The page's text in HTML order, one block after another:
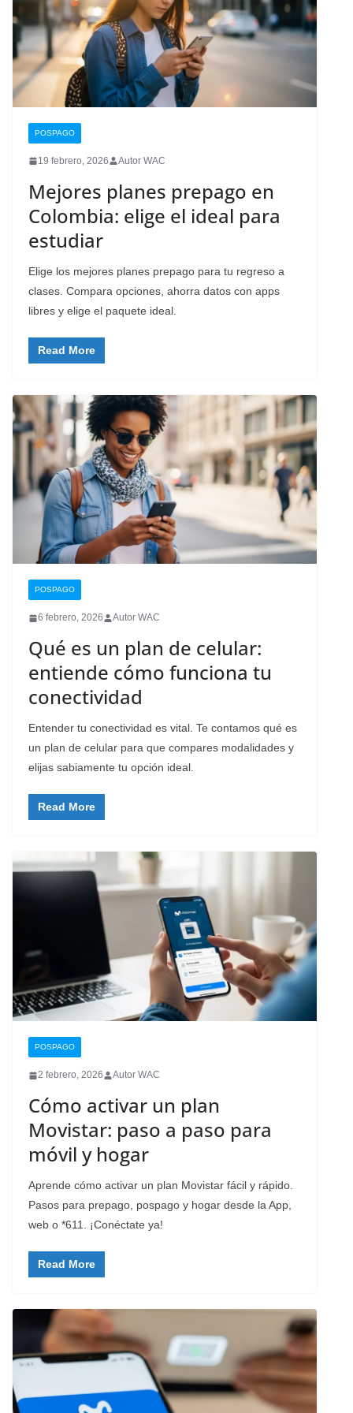
POSPAGO
19 febrero, 2026 Autor WAC
Mejores planes prepago en
Colombia: elige el ideal para
estudiar
Elige los mejores planes prepago para tu regreso a
clases. Compara opciones, ahorra datos con apps
libres y elige el paquete ideal.
Read More
POSPAGO
6 febrero, 2026 Autor WAC
Qué es un plan de celular:
entiende cómo funciona tu
conectividad
Entender tu conectividad es vital. Te contamos qué es
un plan de celular para que compares modalidades y
elijas sabiamente tu opción ideal.
Read More
POSPAGO
2 febrero, 2026 Autor WAC
Cómo activar un plan
Movistar: paso a paso para
móvil y hogar
Aprende cómo activar un plan Movistar fácil y rápido.
Pasos para prepago, pospago y hogar desde la App,
web o *611. ¡Conéctate ya!
Read More